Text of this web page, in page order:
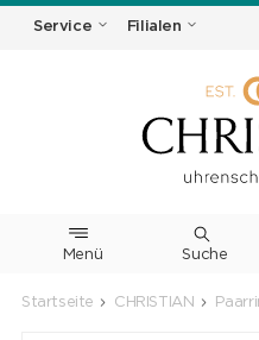
Service Filialen
Menü Suche
Startseite CHRISTIAN